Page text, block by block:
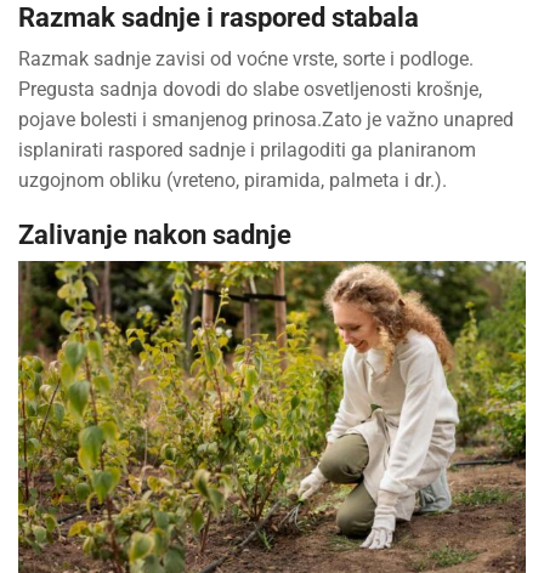
Razmak sadnje i raspored stabala
Razmak sadnje zavisi od voćne vrste, sorte i podloge.
Pregusta sadnja dovodi do slabe osvetljenosti krošnje,
pojave bolesti i smanjenog prinosa.Zato je važno unapred
isplanirati raspored sadnje i prilagoditi ga planiranom
uzgojnom obliku (vreteno, piramida, palmeta i dr.).
Zalivanje nakon sadnje